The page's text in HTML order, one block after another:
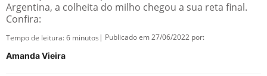
Argentina, a colheita do milho chegou a sua reta final.
Confira:
Tempo de leitura:6 minutos | Publicado em 27/06/2022 por:
Amanda Vieira